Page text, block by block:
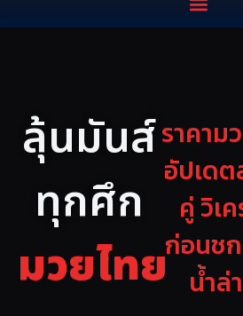
ลุ้นมันส์
ทุกศึก
มวยไทย
ราคาม
อัปเด
คู่ วิเ
ก่อนช
น้ำล่